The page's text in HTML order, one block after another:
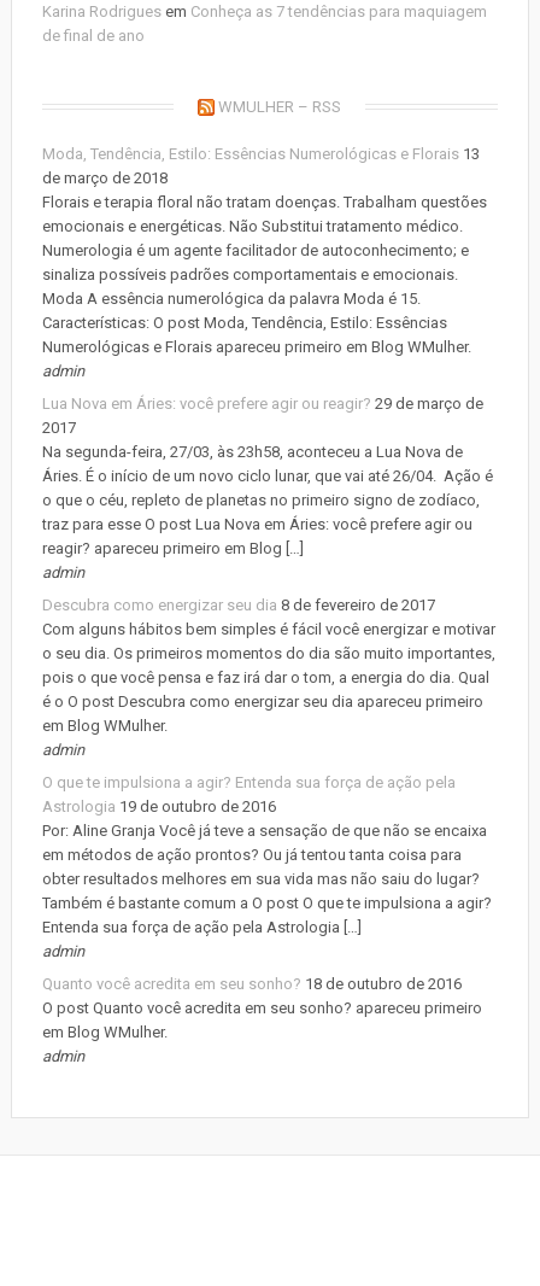
Karina Rodriguesem Conheça as 7 tendências para maquiagem
de final de ano
WMULHER – RSS
Moda, Tendência, Estilo: Essências Numerológicas e Florais 13
de março de 2018
Florais e terapia floral não tratam doenças. Trabalham questões
emocionais e energéticas. Não Substitui tratamento médico.
Numerologia é um agente facilitador de autoconhecimento; e
sinaliza possíveis padrões comportamentais e emocionais.
Moda A essência numerológica da palavra Moda é 15.
Características: O post Moda, Tendência, Estilo: Essências
Numerológicas e Florais apareceu primeiro em Blog WMulher.
admin
Lua Nova em Áries: você prefere agir ou reagir? 29 de março de
2017
Na segunda-feira, 27/03, às 23h58, aconteceu a Lua Nova de
Áries. É o início de um novo ciclo lunar, que vai até 26/04. Ação é
o que o céu, repleto de planetas no primeiro signo de zodíaco,
traz para esse O post Lua Nova em Áries: você prefere agir ou
reagir? apareceu primeiro em Blog […]
admin
Descubra como energizar seu dia 8 de fevereiro de 2017
Com alguns hábitos bem simples é fácil você energizar e motivar
o seu dia. Os primeiros momentos do dia são muito importantes,
pois o que você pensa e faz irá dar o tom, a energia do dia. Qual
é o O post Descubra como energizar seu dia apareceu primeiro
em Blog WMulher.
admin
O que te impulsiona a agir? Entenda sua força de ação pela
Astrologia 19 de outubro de 2016
Por: Aline Granja Você já teve a sensação de que não se encaixa
em métodos de ação prontos? Ou já tentou tanta coisa para
obter resultados melhores em sua vida mas não saiu do lugar?
Também é bastante comum a O post O que te impulsiona a agir?
Entenda sua força de ação pela Astrologia […]
admin
Quanto você acredita em seu sonho? 18 de outubro de 2016
O post Quanto você acredita em seu sonho? apareceu primeiro
em Blog WMulher.
admin